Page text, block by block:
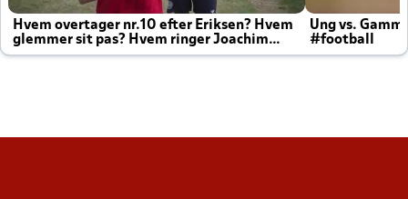
Hvem overtager nr.10 efter Eriksen? Hvem
glemmer sit pas? Hvem ringer Joachim
altid til efter kampe?
Ung vs.
#football